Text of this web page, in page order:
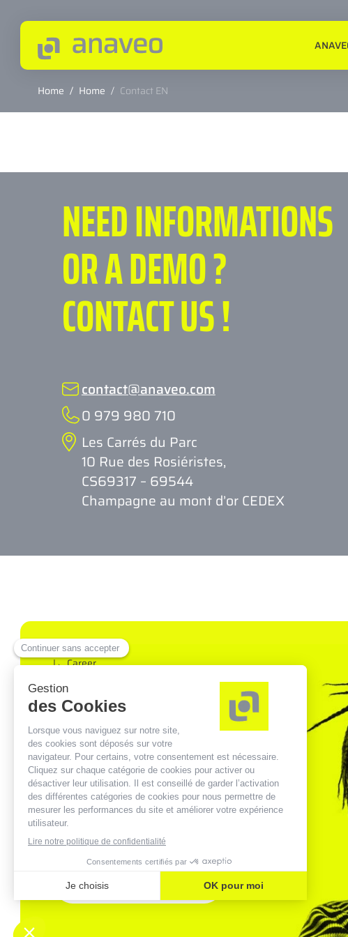
Home / Home / Contact EN
NEED INFORMATIONS
OR A DEMO ?
CONTACT US !
contact@anaveo.com
0 979 980 710
Les Carrés du Parc
10 Rue des Rosiéristes,
CS69317 – 69544
Champagne au mont d’or CEDEX
Career
ARE YOU LOOKING FOR
AN INNOVATIVE
SECURITY COMPANY IN
PHASE WITH YOUR
VALUES? ANAVEO
NEEDS YOU!
DISCOVER OUR JOB OFFERS